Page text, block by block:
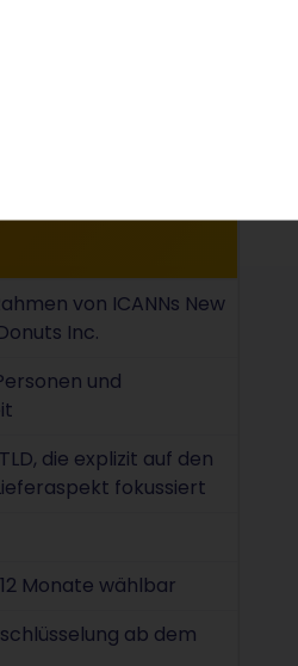
von ICANNs New
Inc.
und
die explizit auf den
fokussiert
Monate wählbar
ab dem